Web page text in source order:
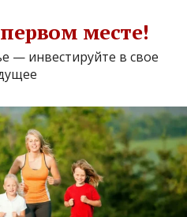
месте!
— инвестируйте в свое